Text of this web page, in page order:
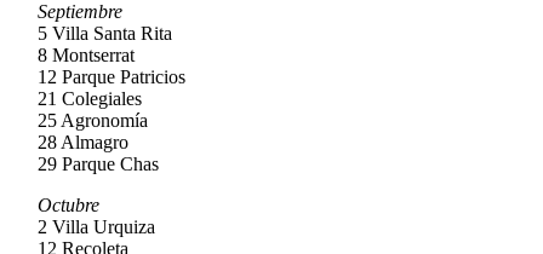
Septiembre
5 Villa Santa Rita
8 Montserrat
12 Parque Patricios
21 Colegiales
25 Agronomía
28 Almagro
29 Parque Chas
Octubre
2 Villa Urquiza
12 Recoleta